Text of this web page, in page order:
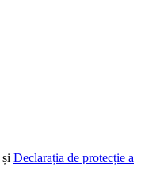
și Declarația de protecție a